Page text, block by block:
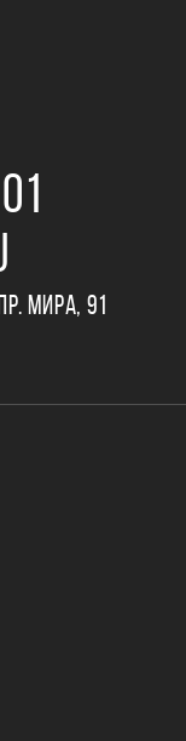
МИРА, 91